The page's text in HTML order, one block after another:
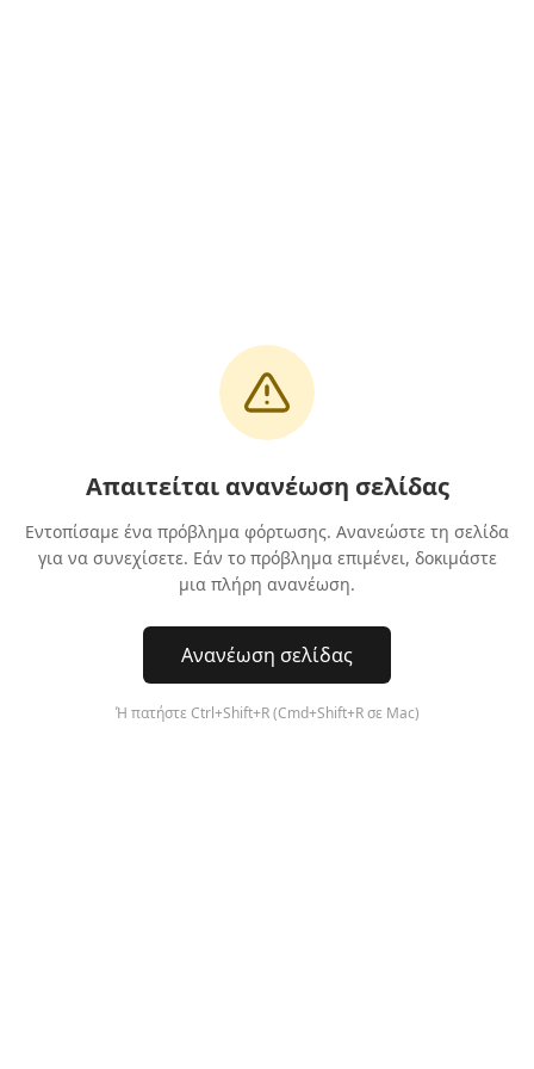
Απαιτείται ανανέωση σελίδας
Εντοπίσαμε ένα πρόβλημα φόρτωσης. Ανανεώστε τη σελίδα
για να συνεχίσετε. Εάν το πρόβλημα επιμένει, δοκιμάστε
μια πλήρη ανανέωση.
Ανανέωση σελίδας
Ή πατήστε Ctrl+Shift+R (Cmd+Shift+R σε Mac)